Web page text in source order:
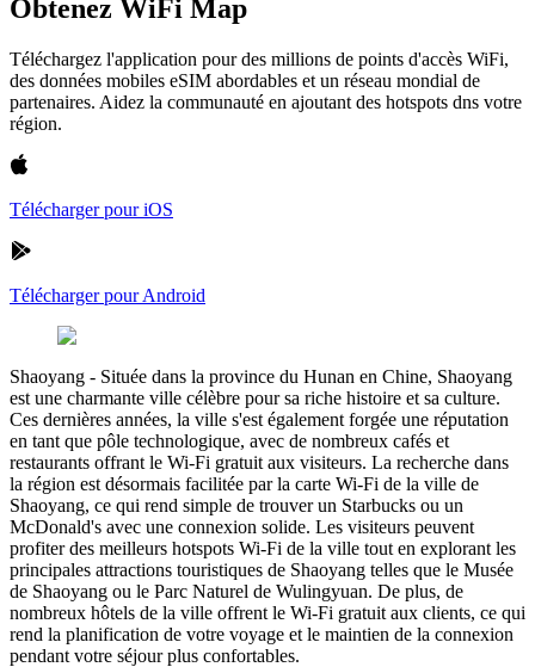
Obtenez WiFi Map
Téléchargez l'application pour des millions de points d'accès WiFi,
des données mobiles eSIM abordables et un réseau mondial de
partenaires. Aidez la communauté en ajoutant des hotspots dns votre
région.
Télécharger pour iOS
Télécharger pour Android
Shaoyang - Située dans la province du Hunan en Chine, Shaoyang
est une charmante ville célèbre pour sa riche histoire et sa culture.
Ces dernières années, la ville s'est également forgée une réputation
en tant que pôle technologique, avec de nombreux cafés et
restaurants offrant le Wi-Fi gratuit aux visiteurs. La recherche dans
la région est désormais facilitée par la carte Wi-Fi de la ville de
Shaoyang, ce qui rend simple de trouver un Starbucks ou un
McDonald's avec une connexion solide. Les visiteurs peuvent
profiter des meilleurs hotspots Wi-Fi de la ville tout en explorant les
principales attractions touristiques de Shaoyang telles que le Musée
de Shaoyang ou le Parc Naturel de Wulingyuan. De plus, de
nombreux hôtels de la ville offrent le Wi-Fi gratuit aux clients, ce qui
rend la planification de votre voyage et le maintien de la connexion
pendant votre séjour plus confortables.